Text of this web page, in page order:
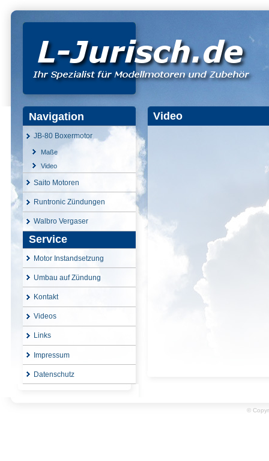
Navigation
JB-80 Boxermotor
Maße
Video
Saito Motoren
Runtronic Zündungen
Walbro Vergaser
Service
Motor Instandsetzung
Umbau auf Zündung
Kontakt
Videos
Links
Impressum
Datenschutz
Video
©